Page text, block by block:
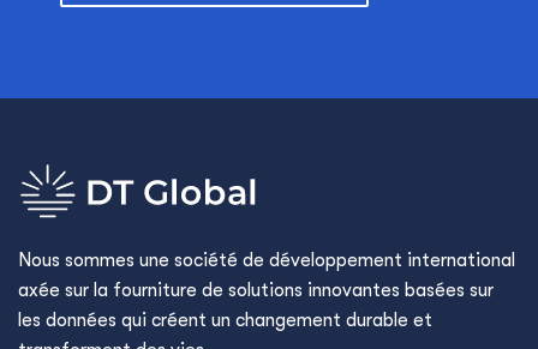
Nous sommes une société de développement international
axée sur la fourniture de solutions innovantes basées sur
les données qui créent un changement durable et